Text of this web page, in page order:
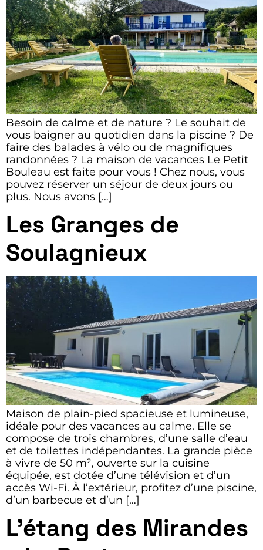
Besoin de calme et de nature ? Le souhait de
vous baigner au quotidien dans la piscine ? De
faire des balades à vélo ou de magnifiques
randonnées ? La maison de vacances Le Petit
Bouleau est faite pour vous ! Chez nous, vous
pouvez réserver un séjour de deux jours ou
plus. Nous avons […]
Les Granges de
Soulagnieux
Maison de plain-pied spacieuse et lumineuse,
idéale pour des vacances au calme. Elle se
compose de trois chambres, d’une salle d’eau
et de toilettes indépendantes. La grande pièce
à vivre de 50 m², ouverte sur la cuisine
équipée, est dotée d’une télévision et d’un
accès Wi-Fi. À l’extérieur, profitez d’une piscine,
d’un barbecue et d’un […]
L’étang des Mirandes